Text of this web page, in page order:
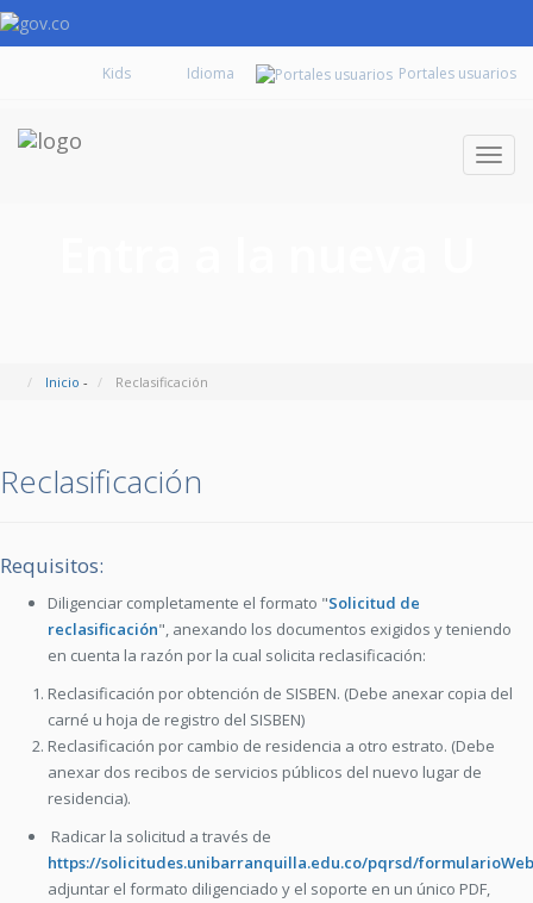
Kids Portales usuarios
Inicio - Reclasificación
Reclasificación
Requisitos:
Diligenciar completamente el formato "Solicitud de
reclasificación", anexando los documentos exigidos y teniendo
en cuenta la razón por la cual solicita reclasificación:
Reclasificación por obtención de SISBEN. (Debe anexar copia del
carné u hoja de registro del SISBEN)
Reclasificación por cambio de residencia a otro estrato. (Debe
anexar dos recibos de servicios públicos del nuevo lugar de
residencia).
Radicar la solicitud a través de
https://solicitudes.unibarranquilla.edu.co/pqrsd/
adjuntar el formato diligenciado y el soporte en un único PDF,